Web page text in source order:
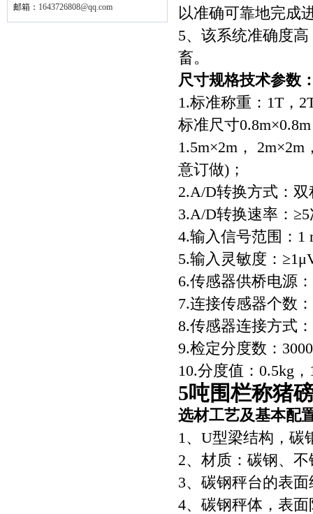
邮箱： 1643726808@qq.com
以准确可靠地完成
5、该系统准确度
畜。
尺寸规格技术参数
1.标准称重：1T，
标准尺寸
1.5m×2m，
意订做)；
2.A/D转换方式：
3.A/D转换速率：
4.输入信号范围：1
5.输入灵敏度：
6.传感器供桥电源
7.连接传感器个数
8.传感器连接方式
9.检定分度数：
10.分度值：0.5kg
5吨围栏称猪
选材工艺及基本配
1、U型梁结构，碳
2、材质：碳钢、
3、碳钢秤台的表
4、碳钢秤体，表